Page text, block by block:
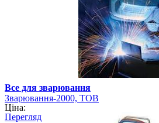
Все для зварювання
Зварювання-2000, ТОВ
Ціна:
Перегляд